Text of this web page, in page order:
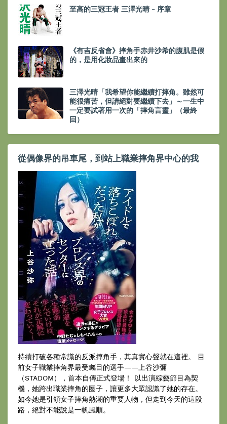
至高的三冠王者 三澤光晴 - 序章
《有吉反省會》摔角手赤井沙希的腹肌是假
的，是用化妝品畫出來的
三澤光晴「我希望你能繼續打摔角。雖然可
能很痛苦，但請絕對要繼續下去」～一生中
一定要試著用一次的「摔角言靈」（最終
回）
從偶像界的吊車尾，到站上職業摔角界中心的我
持續打破各種常識的反派摔角手，其真實心聲就在這裡。 目
前女子職業摔角界最受矚目的選手——上谷沙彌
（STADOM），首本自傳正式登場！ 以出演綜藝節目為契
機，她跨出職業摔角的圈子，讓更多大眾認識了她的存在。
如今她是引領女子摔角熱潮的重要人物，但走到今天的這段
路，絕對不能說是一帆風順。